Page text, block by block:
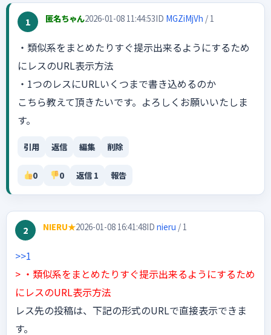
1 匿名ちゃん2026-01-08 11:44:53ID MGZiMjVh / 1
・類似系をまとめたりすぐ提示出来るようにするため
にレスのURL表示方法
・1つのレスにURLいくつまで書き込めるのか
こちら教えて頂きたいです。よろしくお願いいたしま
す。
引用 返信 編集 削除
0 0 返信 1 報告
2 NIERU★2026-01-08 16:41:48ID nieru / 1
>>1
> ・類似系をまとめたりすぐ提示出来るようにするため
にレスのURL表示方法
レス先の投稿は、下記の形式のURLで直接表示できま
す。